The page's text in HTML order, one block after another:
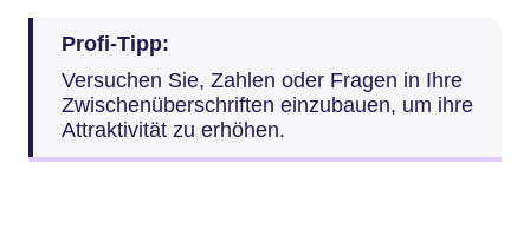
Profi-Tipp:
Versuchen Sie, Zahlen oder Fragen in Ihre
Zwischenüberschriften einzubauen, um ihre
Attraktivität zu erhöhen.